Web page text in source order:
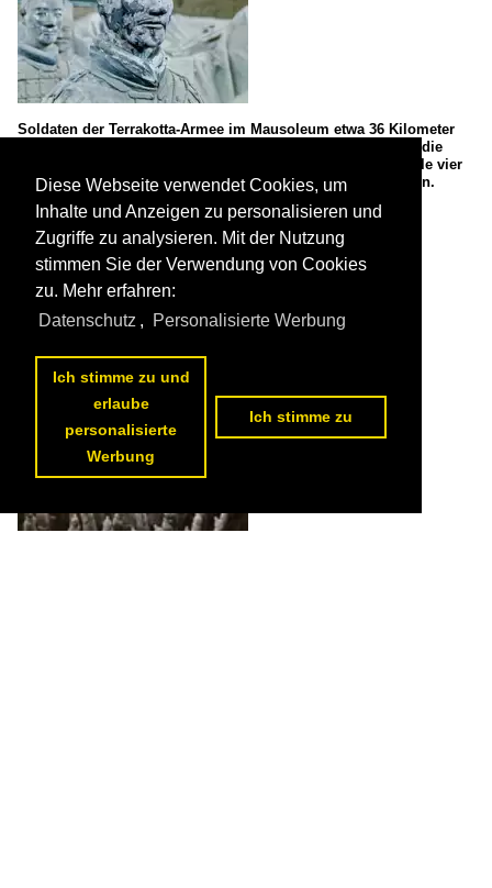
Soldaten der Terrakotta-Armee im Mausoleum etwa 36 Kilometer
nordöstlich von Xi’an in Zentralchina. Etwa 6000 Soldaten, die
wenn man genau hinschaut, so aufgestellt sind, dass sie alle vier
Himmelsrichtungen bewachen, können hier bestaunt werden.
Hans Christian Davidsen
China / Xian / Sehenswürdigkeiten
286 1200x794 Px, 30.06.2016
Diese Webseite verwendet Cookies, um
Inhalte und Anzeigen zu personalisieren und
Zugriffe zu analysieren. Mit der Nutzung
stimmen Sie der Verwendung von Cookies
zu. Mehr erfahren:
Datenschutz , Personalisierte Werbung
Ich stimme zu und
erlaube
personalisierte
Werbung
Ich stimme zu